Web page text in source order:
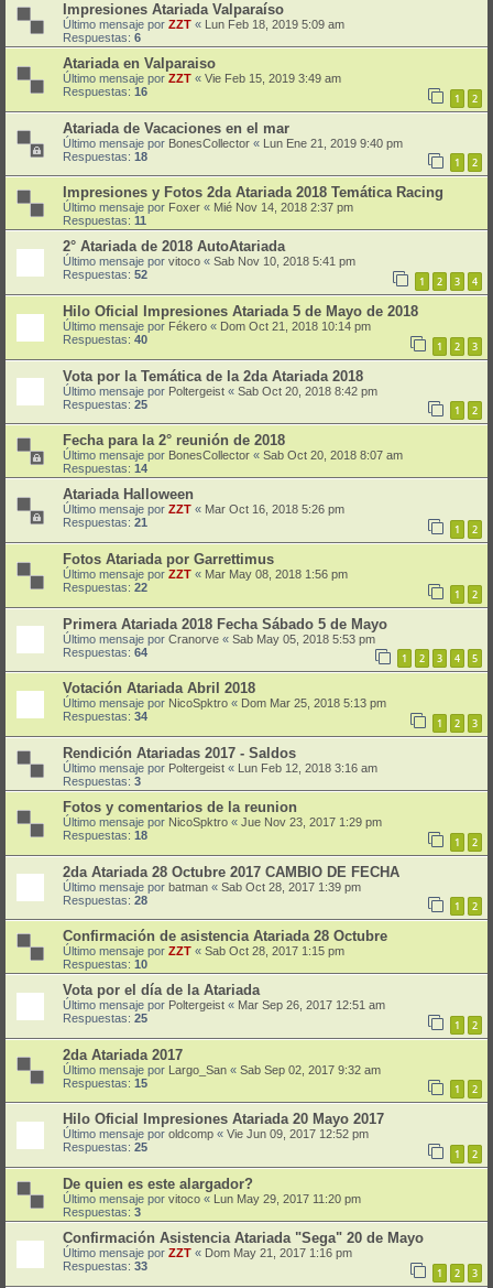
Impresiones Atariada Valparaíso
Último mensaje por ZZT « Lun Feb 18, 2019 5:09 am
Respuestas: 6
Atariada en Valparaiso
Último mensaje por ZZT « Vie Feb 15, 2019 3:49 am
Respuestas: 16 1 2
Atariada de Vacaciones en el mar
Último mensaje por BonesCollector « Lun Ene 21, 2019 9:40 pm
Respuestas: 18 1 2
Impresiones y Fotos 2da Atariada 2018 Temática Racing
Último mensaje por Foxer « Mié Nov 14, 2018 2:37 pm
Respuestas: 11
2° Atariada de 2018 AutoAtariada
Último mensaje por vitoco « Sab Nov 10, 2018 5:41 pm
Respuestas: 52 1 2 3 4
Hilo Oficial Impresiones Atariada 5 de Mayo de 2018
Último mensaje por Fékero « Dom Oct 21, 2018 10:14 pm
Respuestas: 40 1 2 3
Vota por la Temática de la 2da Atariada 2018
Último mensaje por Poltergeist « Sab Oct 20, 2018 8:42 pm
Respuestas: 25 1 2
Fecha para la 2° reunión de 2018
Último mensaje por BonesCollector « Sab Oct 20, 2018 8:07 am
Respuestas: 14
Atariada Halloween
Último mensaje por ZZT « Mar Oct 16, 2018 5:26 pm
Respuestas: 21 1 2
Fotos Atariada por Garrettimus
Último mensaje por ZZT « Mar May 08, 2018 1:56 pm
Respuestas: 22 1 2
Primera Atariada 2018 Fecha Sábado 5 de Mayo
Último mensaje por Cranorve « Sab May 05, 2018 5:53 pm
Respuestas: 64 1 2 3 4 5
Votación Atariada Abril 2018
Último mensaje por NicoSpktro « Dom Mar 25, 2018 5:13 pm
Respuestas: 34 1 2 3
Rendición Atariadas 2017 - Saldos
Último mensaje por Poltergeist « Lun Feb 12, 2018 3:16 am
Respuestas: 3
Fotos y comentarios de la reunion
Último mensaje por NicoSpktro « Jue Nov 23, 2017 1:29 pm
Respuestas: 18 1 2
2da Atariada 28 Octubre 2017 CAMBIO DE FECHA
Último mensaje por batman « Sab Oct 28, 2017 1:39 pm
Respuestas: 28 1 2
Confirmación de asistencia Atariada 28 Octubre
Último mensaje por ZZT « Sab Oct 28, 2017 1:15 pm
Respuestas: 10
Vota por el día de la Atariada
Último mensaje por Poltergeist « Mar Sep 26, 2017 12:51 am
Respuestas: 25 1 2
2da Atariada 2017
Último mensaje por Largo_San « Sab Sep 02, 2017 9:32 am
Respuestas: 15 1 2
Hilo Oficial Impresiones Atariada 20 Mayo 2017
Último mensaje por oldcomp « Vie Jun 09, 2017 12:52 pm
Respuestas: 25 1 2
De quien es este alargador?
Último mensaje por vitoco « Lun May 29, 2017 11:20 pm
Respuestas: 3
Confirmación Asistencia Atariada "Sega" 20 de Mayo
Último mensaje por ZZT « Dom May 21, 2017 1:16 pm
Respuestas: 33 1 2 3